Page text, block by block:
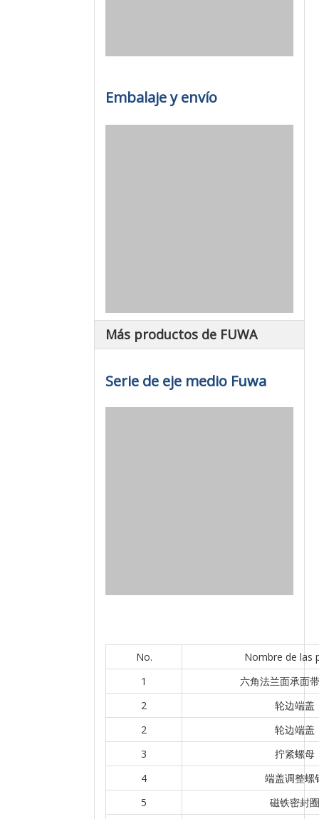
Embalaje y envío
Más productos de FUWA
Serie de eje medio Fuwa
No.
Nombre de las
1
六角法兰面承面
2
轮边端盖
2
轮边端盖
3
拧紧螺母
4
端盖调整螺
5
磁铁密封圈